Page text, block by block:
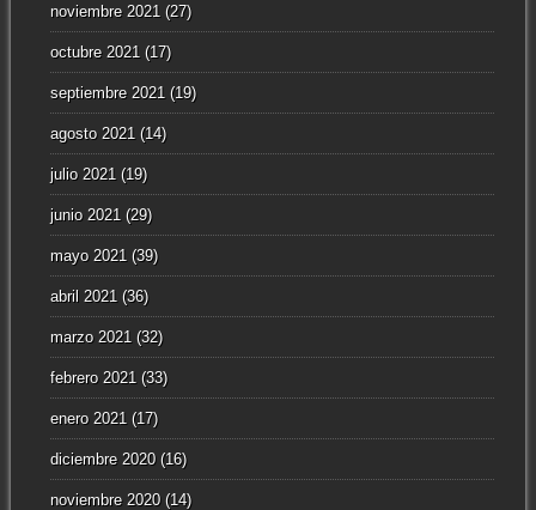
noviembre 2021 (27)
octubre 2021 (17)
septiembre 2021 (19)
agosto 2021 (14)
julio 2021 (19)
junio 2021 (29)
mayo 2021 (39)
abril 2021 (36)
marzo 2021 (32)
febrero 2021 (33)
enero 2021 (17)
diciembre 2020(16)
noviembre 2020(14)